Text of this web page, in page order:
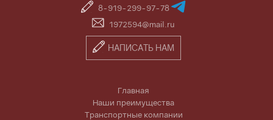
8-919-299-97-78
1972594@mail.ru
НАПИСАТЬ НАМ
Главная
Наши преимущества
Транспортные компании